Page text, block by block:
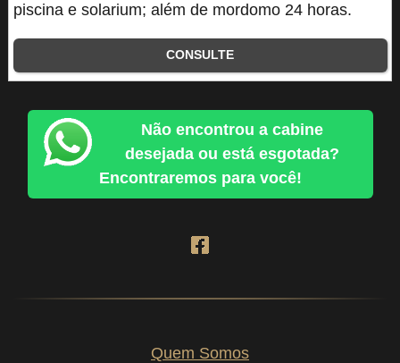
piscina e solarium; além de mordomo 24 horas.
CONSULTE
Não encontrou a cabine
desejada ou está esgotada?
Encontraremos para você!
Quem Somos